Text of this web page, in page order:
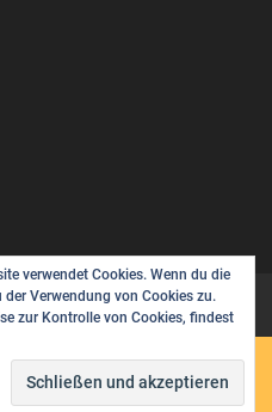
- COPYRIGHT BY
JASMIN | 2026
verwendet Cookies. Wenn du die
Verwendung von Cookies zu.
zur Kontrolle von Cookies, findest